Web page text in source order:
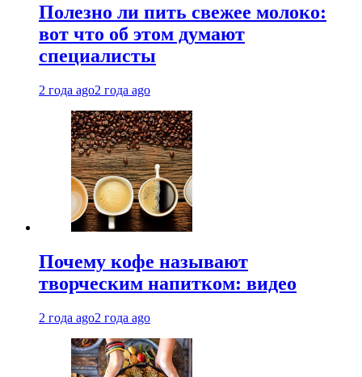
Полезно ли пить свежее молоко:
вот что об этом думают
специалисты
2 года ago2 года ago
Почему кофе называют
творческим напитком: видео
2 года ago2 года ago